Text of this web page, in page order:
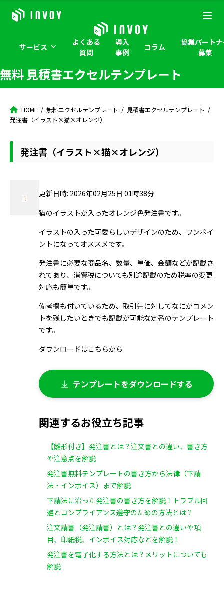
サービス
よくある
質問
導入
事例
コラム
協業パート
募集
無料 見積書エクセルテンプレート
HOME 無料エクセルテンプレート
見積書エクセルテンプレート
発注書（イラスト×猫×オレンジ）
発注書（イラスト×猫×オレンジ）
更新日時: 2026年02月25日 01時38分
猫のイラストが入ったオレンジ色発注書です。
イラストの入った可愛らしいデザインのため、ワンポイ
ントになってオススメです。
発注書に必要な商品名、数量、単価、金額などが記載さ
れてあり、消費税についても別途記載のため税率の変更
対応も簡単です。
備考欄も付いているため、取引先に対してなにかコメン
トを残したいときでも記載が可能な定番のテンプレート
です。
ダウンロードはこちらから
テンプレートをダウンロードする
関連するお役立ち記事
【雛形付き】発注書とは？注文書との違い、書き方
や注意点を解説
発注書無料テンプレートの書き方から法律（下請
法・インボイス）まで解説
下請法に沿った発注書の書き方を解説！トラブル回
避とコンプライアンス遵守のための方法とは？
注文請書（発注請書）とは？発注書との違いや項
目、印紙税、インボイス対応などを解説！
発注書を電子化する方法とは？メリットについても
解説